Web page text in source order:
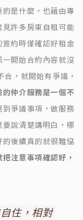
是什麼，也藉由專
許多房東自租可能
約時僅確認好租金
開始合約內容就沒
，就開始有爭議，
仲介服務是一個不
到爭議事項，做服務
說清楚講明白，哪
後續真的就很難協
注意事項確認好，
住，相對